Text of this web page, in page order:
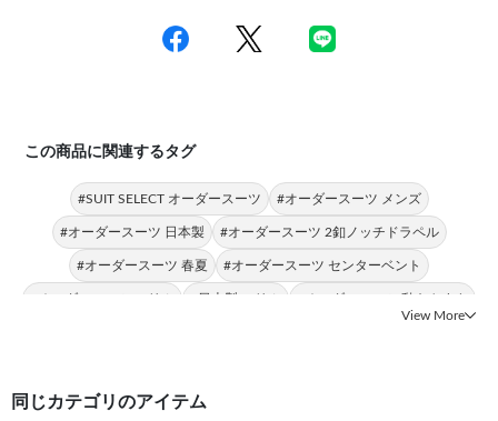
この商品に関連するタグ
#SUIT SELECT オーダースーツ #オーダースーツ メンズ
#オーダースーツ 日本製 #オーダースーツ 2釦ノッチドラペル
#オーダースーツ 春夏 #オーダースーツ センターベント
#オーダースーツ スリム #日本製 スリム #オーダースーツ 動きやすさ
View More
同じカテゴリのアイテム